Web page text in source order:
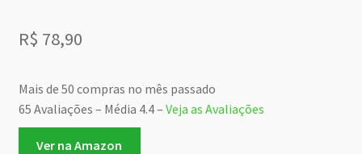
R$ 78,90
Mais de 50 compras no mês passado
65 Avaliações – Média 4.4 – Veja as Avaliações
Ver na Amazon